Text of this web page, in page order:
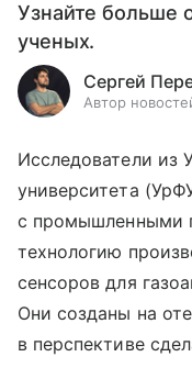
Узнайте больше
ученых.
Сергей
Автор
Исследователи из
университета
с промышленными
технологию
сенсоров для
Они созданы на
в перспективе